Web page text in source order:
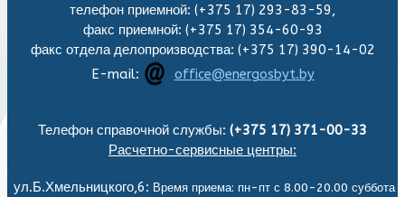
телефон приемной: (+375 17) 293-83-59,
факс приемной: (+375 17) 354-60-93
факс отдела делопроизводства: (+375 17) 390-14-02
E-mail:
office@energosbyt.by
Телефон справочной службы: (+375 17) 371-00-33
Расчетно-сервисные центры:
ул.Б.Хмельницкого,6: Время приема: пн-пт с 8.00-20.00 суббота